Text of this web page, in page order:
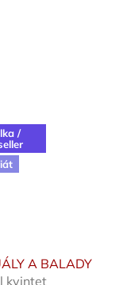
/
A BALADY
kvintet